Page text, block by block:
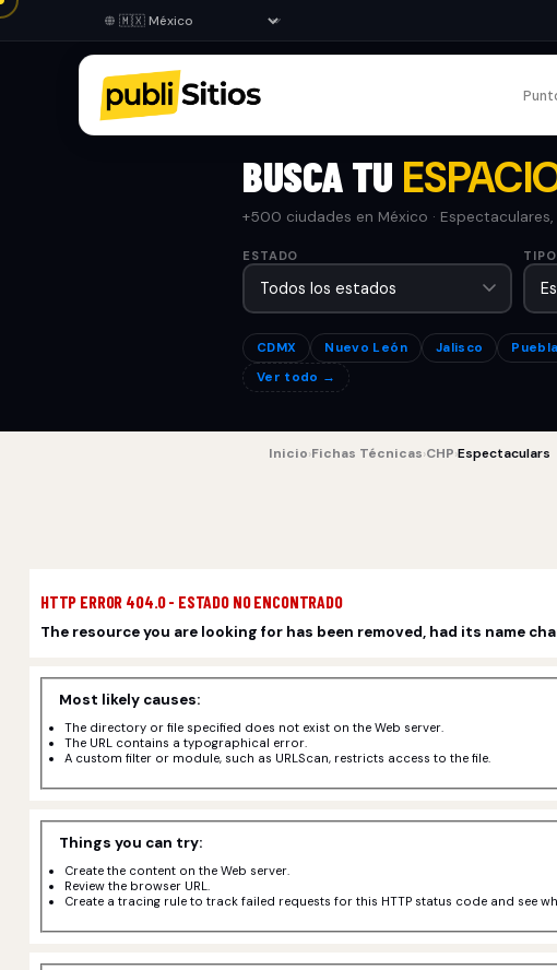
BUSCA TU
+500 ciudades en México · Espectaculares,
ESTADO
CDMX Nuevo León Jalisco Puebla
Ver todo →
Inicio›Fichas Técnicas›CHP›Espectaculars
HTTP ERROR 404.0 - ESTADO NO ENCONTRADO
The resource you are looking for has been removed, had its name
Most likely causes:
The directory or file specified does not exist on the Web server.
The URL contains a typographical error.
A custom filter or module, such as URLScan, restricts access to the file.
Things you can try:
Create the content on the Web server.
Review the browser URL.
Create a tracing rule to track failed requests for this HTTP status code and see